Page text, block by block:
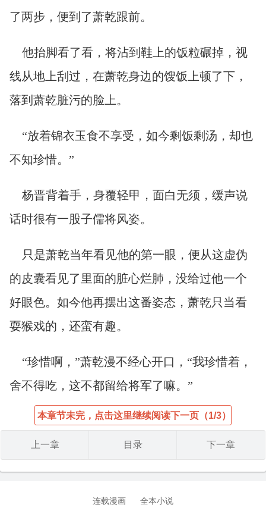
了两步，便到了萧乾跟前。
他抬脚看了看，将沾到鞋上的饭粒碾掉，视
线从地上刮过，在萧乾身边的馊饭上顿了下，
落到萧乾脏污的脸上。
“放着锦衣玉食不享受，如今剩饭剩汤，却也
不知珍惜。”
杨晋背着手，身覆轻甲，面白无须，缓声说
话时很有一股子儒将风姿。
只是萧乾当年看见他的第一眼，便从这虚伪
的皮囊看见了里面的脏心烂肺，没给过他一个
好眼色。如今他再摆出这番姿态，萧乾只当看
耍猴戏的，还蛮有趣。
“珍惜啊，”萧乾漫不经心开口，“我珍惜着，
舍不得吃，这不都留给将军了嘛。”
本章节未完，点击这里继续阅读下一页（1/3）
上一章 目录 下一章
连载漫画 全本小说